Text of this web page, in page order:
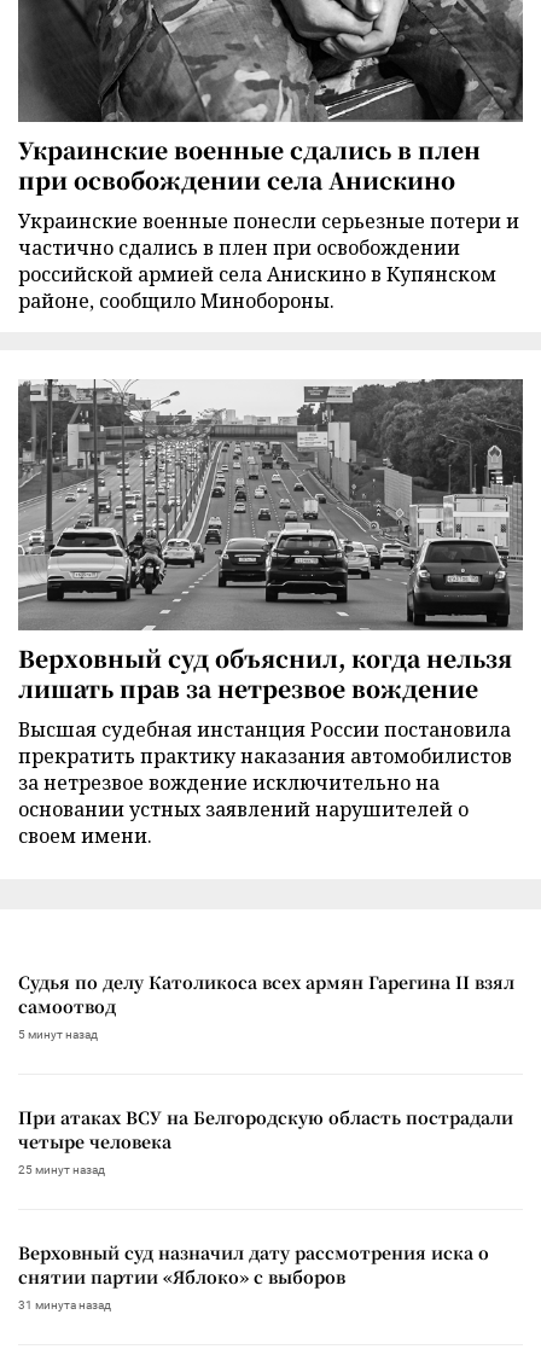
Украинские военные сдались в плен
при освобождении села Анискино
Украинские военные понесли серьезные потери и
частично сдались в плен при освобождении
российской армией села Анискино в Купянском
районе, сообщило Минобороны.
Верховный суд объяснил, когда нельзя
лишать прав за нетрезвое вождение
Высшая судебная инстанция России постановила
прекратить практику наказания автомобилистов
за нетрезвое вождение исключительно на
основании устных заявлений нарушителей о
своем имени.
Судья по делу Католикоса всех армян Гарегина II взял
самоотвод
5 минут назад
При атаках ВСУ на Белгородскую область пострадали
четыре человека
25 минут назад
Верховный суд назначил дату рассмотрения иска о
снятии партии «Яблоко» с выборов
31 минута назад